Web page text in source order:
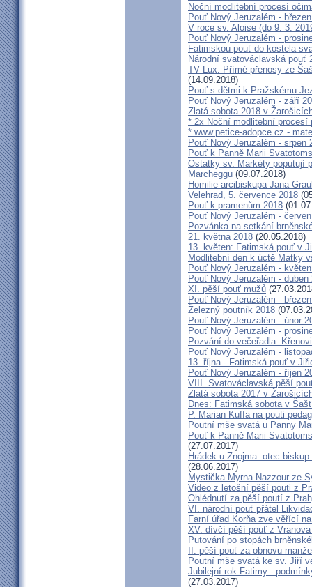
Noční modlitební procesí
Pouť Nový Jeruzalém -
V roce sv. Aloise (do 9. 3.
Pouť Nový Jeruzalém -
Fatimskou pouť do kostela
Národní svatováclavská pouť
TV Lux: Přímé přenosy ze
(14.09.2018)
Pouť s dětmi k Pražskému
Pouť Nový Jeruzalém - září
Zlatá sobota 2018 v
* 2x Noční modlitební
* www.petice-adopce.cz -
Pouť Nový Jeruzalém - srpen
Pouť k Panně Marii
Ostatky sv. Markéty poputují
Marcheggu (09.07.2018)
Homilie arcibiskupa Jana
Velehrad, 5. července 2018
Pouť k pramenům 2018
Pouť Nový Jeruzalém -
Pozvánka na setkání
21. května 2018 (20.05.2018)
13. květen: Fatimská pouť v
Modlitební den k úctě Matky
Pouť Nový Jeruzalém -
Pouť Nový Jeruzalém - duben
XI. pěší pouť mužů
Pouť Nový Jeruzalém -
Železný poutník 2018
Pouť Nový Jeruzalém - únor
Pouť Nový Jeruzalém -
Pozvání do večeřadla:
Pouť Nový Jeruzalém -
13. října - Fatimská pouť v
Pouť Nový Jeruzalém - říjen
VIII. Svatováclavská pěší
Zlatá sobota 2017 v
Dnes: Fatimská sobota v
P. Marian Kuffa na pouti
Poutní mše svatá u Panny
Pouť k Panně Marii
(27.07.2017)
Hrádek u Znojma: otec
(28.06.2017)
Mystička Myrna Nazzour ze
Video z letošní pěší pouti z
Ohlédnutí za pěší poutí z
VI. národní pouť přátel
Farní úřad Korňa zve věřící
XV. dívčí pěší pouť z
Putování po stopách
II. pěší pouť za obnovu
Poutní mše svatá ke sv. Jiří
Jubilejní rok Fatimy -
(27.03.2017)